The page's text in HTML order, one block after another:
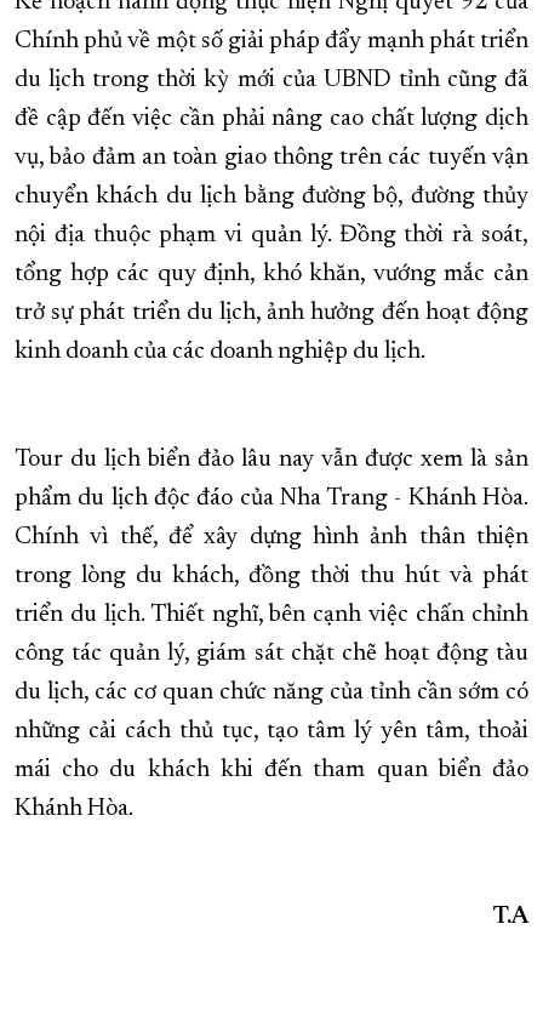
Chính phủ về một số giải pháp đẩy mạnh phát triển
du lịch trong thời kỳ mới của UBND tỉnh cũng đã
đề cập đến việc cần phải nâng cao chất lượng dịch
vụ, bảo đảm an toàn giao thông trên các tuyến vận
chuyển khách du lịch bằng đường bộ, đường thủy
nội địa thuộc phạm vi quản lý. Đồng thời rà soát,
tổng hợp các quy định, khó khăn, vướng mắc cản
trở sự phát triển du lịch, ảnh hưởng đến hoạt động
kinh doanh của các doanh nghiệp du lịch.
Tour du lịch biển đảo lâu nay vẫn được xem là sản
phẩm du lịch độc đáo của Nha Trang - Khánh Hòa.
Chính vì thế, để xây dựng hình ảnh thân thiện
trong lòng du khách, đồng thời thu hút và phát
triển du lịch. Thiết nghĩ, bên cạnh việc chấn chỉnh
công tác quản lý, giám sát chặt chẽ hoạt động tàu
du lịch, các cơ quan chức năng của tỉnh cần sớm có
những cải cách thủ tục, tạo tâm lý yên tâm, thoải
mái cho du khách khi đến tham quan biển đảo
Khánh Hòa.
T.A